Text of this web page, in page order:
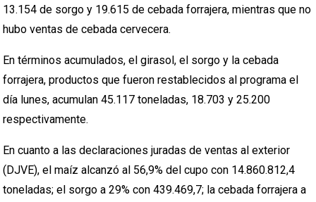
13.154 de sorgo y 19.615 de cebada forrajera, mientras que no
hubo ventas de cebada cervecera.
En términos acumulados, el girasol, el sorgo y la cebada
forrajera, productos que fueron restablecidos al programa el
día lunes, acumulan 45.117 toneladas, 18.703 y 25.200
respectivamente.
En cuanto a las declaraciones juradas de ventas al exterior
(DJVE), el maíz alcanzó al 56,9% del cupo con 14.860.812,4
toneladas; el sorgo a 29% con 439.469,7; la cebada forrajera a